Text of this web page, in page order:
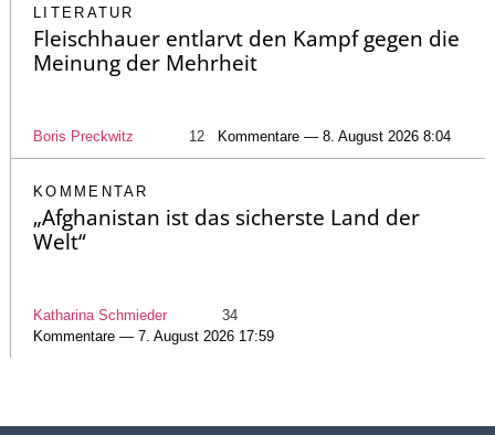
LITERATUR
Fleischhauer entlarvt den Kampf gegen die
Meinung der Mehrheit
Boris Preckwitz 12 Kommentare — 8. August 2026 8:04
KOMMENTAR
„Afghanistan ist das sicherste Land der
Welt“
Katharina Schmieder
34
Kommentare — 7. August 2026 17:59